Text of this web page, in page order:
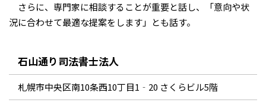
さらに、専門家に相談することが重要と話し、「意向や状
況に合わせて最適な提案をします」とも話す。
石山通り司法書士法人
札幌市中央区南10条西10丁目1‐20 さくらビル5階